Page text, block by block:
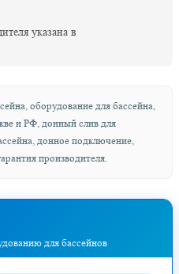
указана в
оборудование для бассейна,
и РФ, донный слив для
донное подключение,
производителя.
для бассейнов